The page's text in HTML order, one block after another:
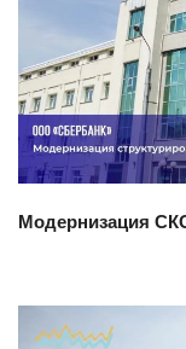
Модернизация